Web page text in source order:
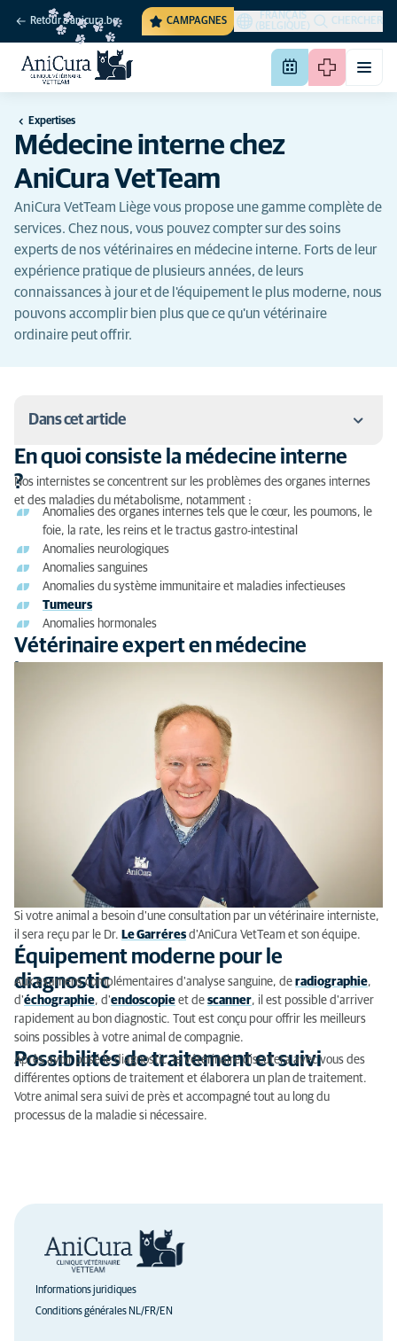
Retour à anicura.be CAMPAGNES
FRANÇAIS
(BELGIQUE)
CHERCHER
Expertises
Médecine interne chez
AniCura VetTeam
AniCura VetTeam Liège vous propose une gamme complète de
services. Chez nous, vous pouvez compter sur des soins
experts de nos vétérinaires en médecine interne. Forts de leur
expérience pratique de plusieurs années, de leurs
connaissances à jour et de l'équipement le plus moderne, nous
pouvons accomplir bien plus que ce qu'un vétérinaire
ordinaire peut offrir.
Dans cet article
En quoi consiste la médecine interne ?
Vétérinaire expert en médecine interne
Équipement moderne pour le diagnostic
Possibilités de traitement et suivi
En quoi consiste la médecine interne
?
Nos internistes se concentrent sur les problèmes des organes internes
et des maladies du métabolisme, notamment :
Anomalies des organes internes tels que le cœur, les poumons, le
foie, la rate, les reins et le tractus gastro-intestinal
Anomalies neurologiques
Anomalies sanguines
Anomalies du système immunitaire et maladies infectieuses
Tumeurs
Anomalies hormonales
Vétérinaire expert en médecine
Si votre animal a besoin d'une consultation par un vétérinaire interniste,
il sera reçu par le Dr. Le Garréresd'AniCura VetTeam et son équipe.
Équipement moderne pour le
diagnostic
Aux examens complémentaires d'analyse sanguine, de radiographie,
d'échographie, d'endoscopie et de scanner, il est possible d'arriver
rapidement au bon diagnostic. Tout est conçu pour offrir les meilleurs
soins possibles à votre animal de compagnie.
Possibilités de traitement et suivi
Après avoir posé le diagnostic, le vétérinaire discutera avec vous des
différentes options de traitement et élaborera un plan de traitement.
Votre animal sera suivi de près et accompagné tout au long du
processus de la maladie si nécessaire.
Informations juridiques
Conditions générales NL/FR/EN